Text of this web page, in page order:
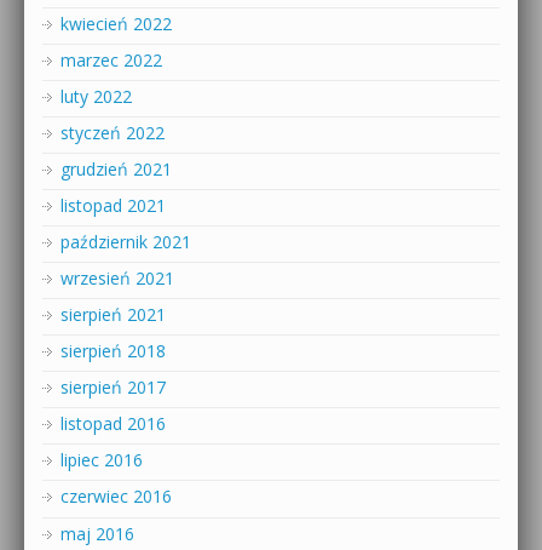
kwiecień 2022
marzec 2022
luty 2022
styczeń 2022
grudzień 2021
listopad 2021
październik 2021
wrzesień 2021
sierpień 2021
sierpień 2018
sierpień 2017
listopad 2016
lipiec 2016
czerwiec 2016
maj 2016